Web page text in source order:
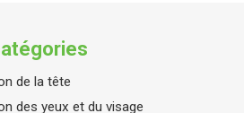
de la tête
des yeux et du visage